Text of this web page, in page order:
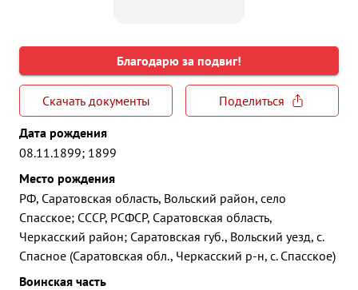
Благодарю за подвиг!
Скачать документы
Поделиться
Дата рождения
08.11.1899; 1899
Место рождения
РФ, Саратовская область, Вольский район, село
Спасское; СССР, РСФСР, Саратовская область,
Черкасский район; Саратовская губ., Вольский уезд, с.
Спасное (Саратовская обл., Черкасский р-н, с. Спасское)
Воинская часть